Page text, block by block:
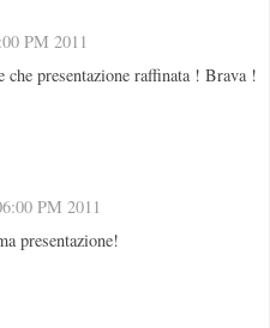
PM 2011
presentazione raffinata ! Brava !
PM 2011
presentazione!